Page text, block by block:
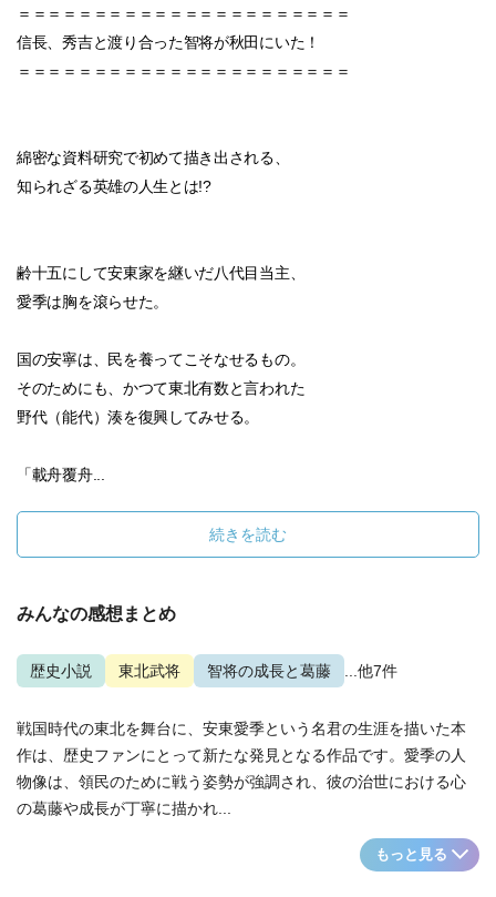
＝＝＝＝＝＝＝＝＝＝＝＝＝＝＝＝＝＝＝＝＝＝
信長、秀吉と渡り合った智将が秋田にいた！
＝＝＝＝＝＝＝＝＝＝＝＝＝＝＝＝＝＝＝＝＝＝
綿密な資料研究で初めて描き出される、
知られざる英雄の人生とは!?
齢十五にして安東家を継いだ八代目当主、
愛季は胸を滾らせた。
国の安寧は、民を養ってこそなせるもの。
そのためにも、かつて東北有数と言われた
野代（能代）湊を復興してみせる。
「載舟覆舟...
続きを読む
みんなの感想まとめ
歴史小説 東北武将 智将の成長と葛藤 ...他7件
戦国時代の東北を舞台に、安東愛季という名君の生涯を描いた本
作は、歴史ファンにとって新たな発見となる作品です。愛季の人
物像は、領民のために戦う姿勢が強調され、彼の治世における心
の葛藤や成長が丁寧に描かれ...
もっと見る